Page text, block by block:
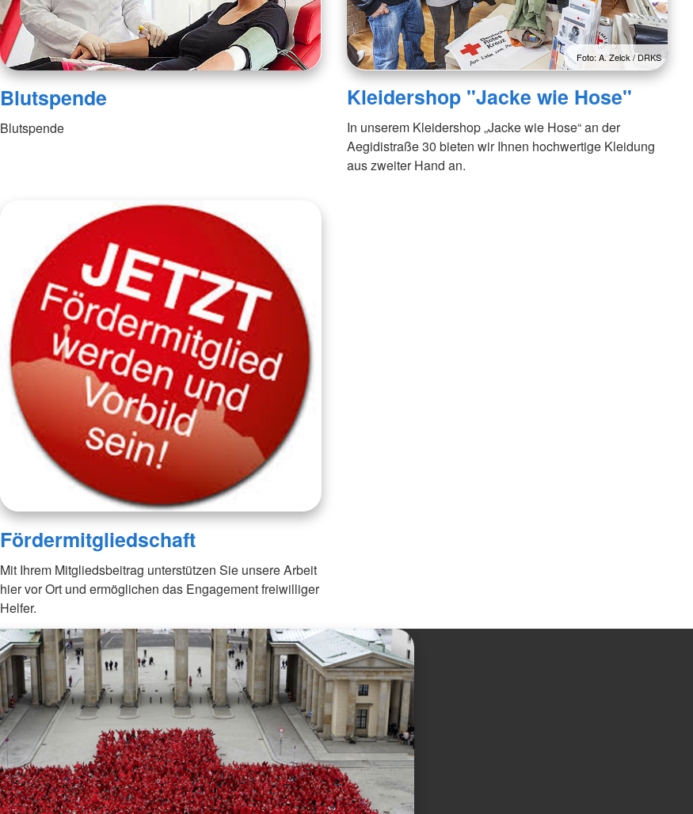
Blutspende
Blutspende
Foto: A. Zelck / DRKS
Kleidershop "Jacke wie Hose"
In unserem Kleidershop „Jacke wie Hose“ an der
Aegidistraße 30 bieten wir Ihnen hochwertige Kleidung
aus zweiter Hand an.
Fördermitgliedschaft
Mit Ihrem Mitgliedsbeitrag unterstützen Sie unsere Arbeit
hier vor Ort und ermöglichen das Engagement freiwilliger
Helfer.